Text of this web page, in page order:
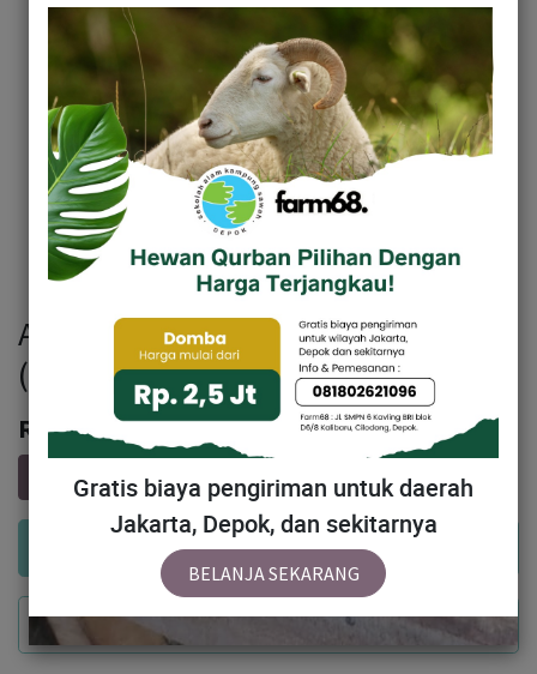
Ayam White Leghorn 6 Minggu
(stok 50 ekor)
Rp40,000
Add to Cart
Buy Now
Gratis biaya pengiriman untuk daerah
Jakarta, Depok, dan sekitarnya
BELANJA SEKARANG